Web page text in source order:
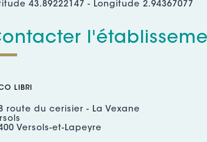
43.89222147 - Longitude 2.94367077
LIBRI
route du cerisier - La Vexane
Versols-et-Lapeyre